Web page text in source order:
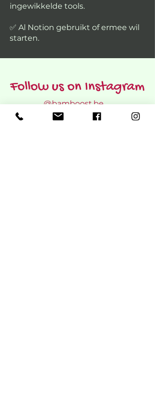
ingewikkelde tools.
✅ Al Notion gebruikt of ermee wil
starten.
Follow us on Instagram
@bamboost.be